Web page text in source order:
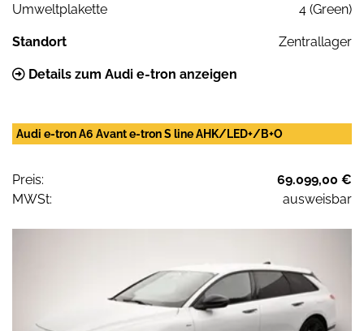
Umweltplakette
4 (Green)
Standort Zentrallager
Details zum Audi e-tron anzeigen
Audi e-tron A6 Avant e-tron S line AHK/LED+/B+O
Preis:
69.099,00 €
MWSt:
ausweisbar